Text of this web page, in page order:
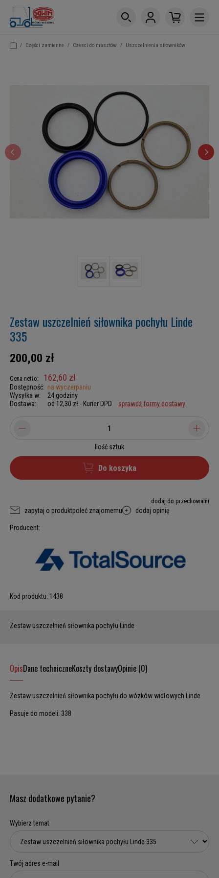
/ Części zamienne / Czesci do masztów / Uszczelnienia siłowników
Zestaw uszczelnień siłownika pochyłu Linde
335
200,00 zł
Cena netto: 162,60 zł
Dostępność: na wyczerpaniu
Wysyłka w:
24 godziny
Dostawa:
od 12,30 zł - Kurier DPD sprawdź formy dostawy
Ilość sztuk
Do koszyka
dodaj do przechowalni
zapytaj o produktpoleć znajomemu dodaj opinię
Producent:
Kod produktu: 1438
Zestaw uszczelnień siłownika pochyłu Linde
OpisDane techniczneKoszty dostawyOpinie (0)
Zestaw uszczelnień siłownika pochyłu do wózków widłowych Linde
Pasuje do modeli: 338
Masz dodatkowe pytanie?